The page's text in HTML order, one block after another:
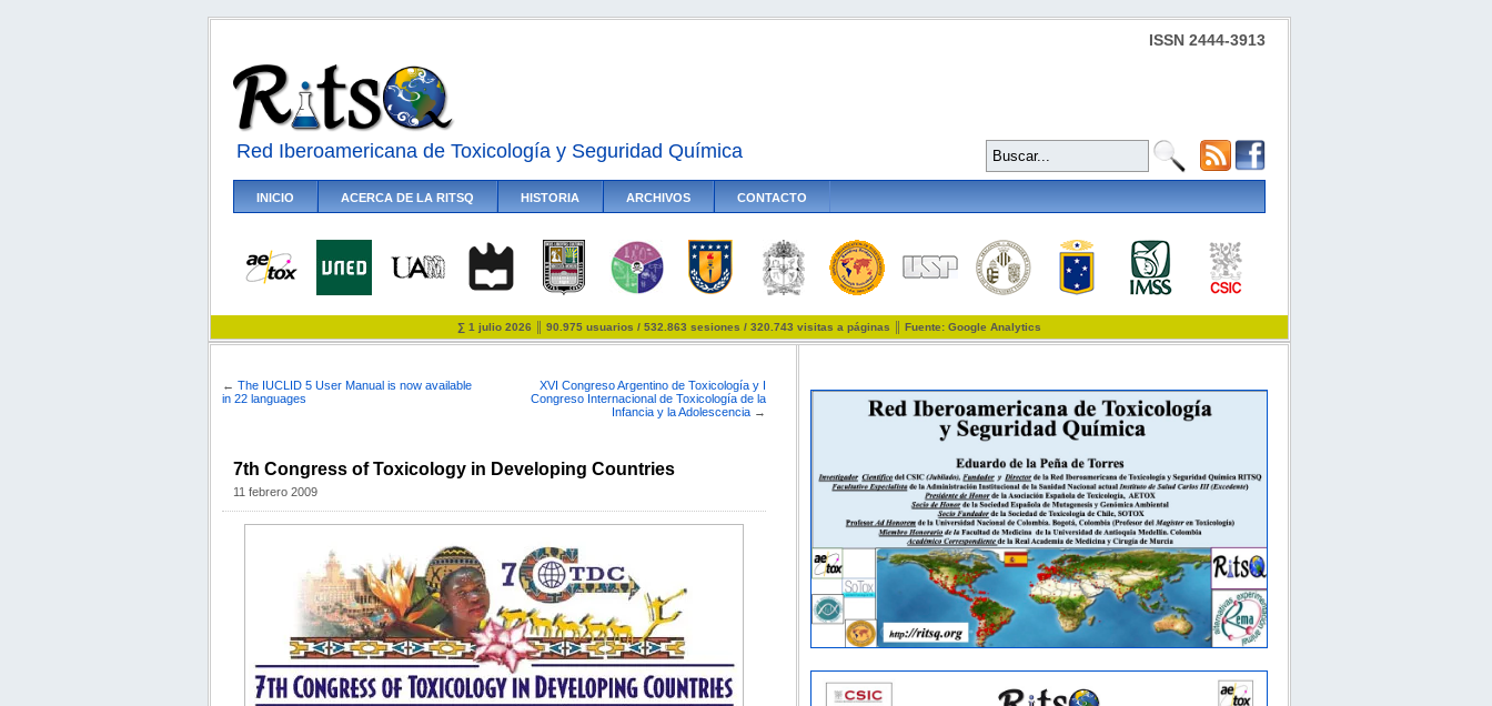
ISSN 2444-3913
Red Iberoamericana de Toxicología y Seguridad Química
INICIO ACERCA DE LA RITSQ HISTORIA ARCHIVOS CONTACTO
∑ 1 julio 2026 ║ 90.975 usuarios / 532.863 sesiones / 320.743 visitas a páginas ║ Fuente: Google Analytics
← The IUCLID 5 User Manual is now available
in 22 languages
XVI Congreso Argentino de Toxicología y I
Congreso Internacional de Toxicología de la
Infancia y la Adolescencia →
7th Congress of Toxicology in Developing Countries
11 febrero 2009